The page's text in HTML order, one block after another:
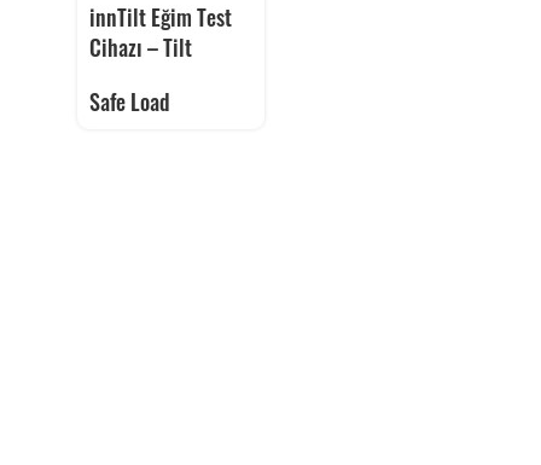
innTilt Eğim Test
Cihazı – Tilt
Safe Load